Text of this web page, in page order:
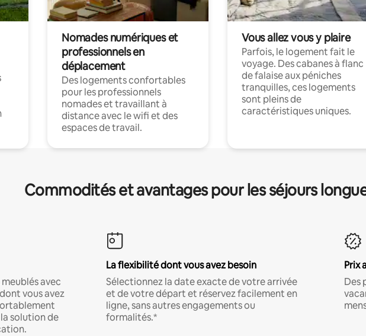
Nomades numériques et
professionnels en
déplacement
Des logements confortables
pour les professionnels
nomades et travaillant à
distance avec le wifi et des
espaces de travail.
Vous allez vous y plaire
Parfois, le logement fait le
voyage. Des cabanes à flanc
de falaise aux péniches
tranquilles, ces logements
sont pleins de
caractéristiques uniques.
Commodités et avantages pour les séjours
avec
vous avez
solution de
La flexibilité dont vous avez besoin
Sélectionnez la date exacte de votre arrivée
et de votre départ et réservez facilement en
ligne, sans autres engagements ou
formalités.*
Prix
Des